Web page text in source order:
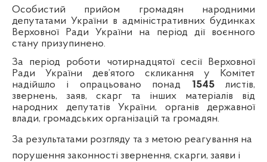
Особистий прийом громадян народними
депутатами України в адміністративних будинках
Верховної Ради України на період дії воєнного
стану призупинено.
За період роботи чотирнадцятої сесії Верховної
Ради України дев’ятого скликання у Комітет
надійшло і опрацьовано понад 1545
листів,
звернень, заяв, скарг та інших матеріалів від
народних депутатів України, органів державної
влади, громадських організацій та громадян.
За результатами розгляду та з метою реагування на
порушення законності звернення, скарги, заяви і